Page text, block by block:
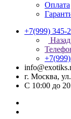
Оплата
+7(999) 345-
Назад
г. Москва,
С 10:00 до